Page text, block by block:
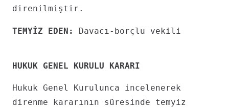
direnilmiştir.
TEMYİZ EDEN: Davacı-borçlu vekili
HUKUK GENEL KURULU KARARI
Hukuk Genel Kurulunca incelenerek
direnme kararının süresinde temyiz